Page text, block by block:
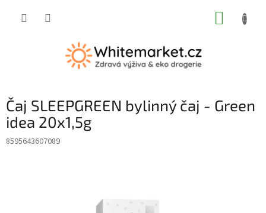
Čaj SLEEPGREEN bylinný čaj - Green
idea 20x1,5g
8595643607089